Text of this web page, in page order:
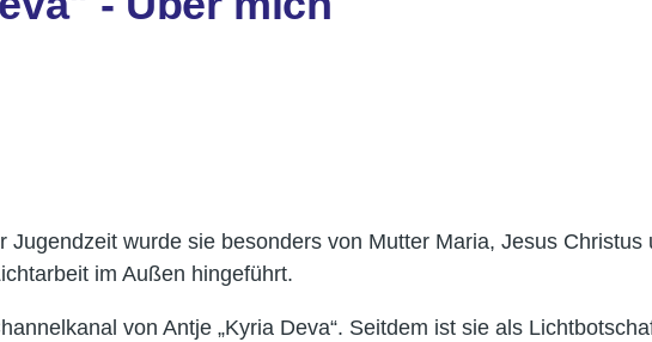
Jugendzeit wurde sie besonders von Mutter Maria, Jesus Christus
im Außen hingeführt.
von Antje „Kyria Deva“. Seitdem ist sie als